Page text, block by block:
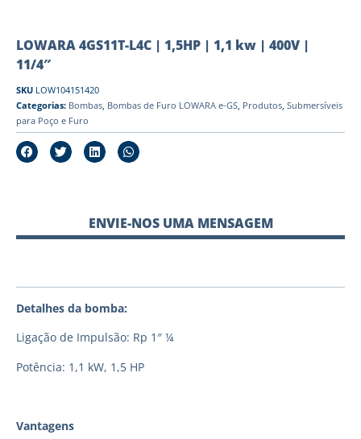
LOWARA 4GS11T-L4C | 1,5HP | 1,1 kw | 400V |
11/4″
SKU LOW104151420
Categorias: Bombas, Bombas de Furo LOWARA e-GS, Produtos, Submersíveis
para Poço e Furo
ENVIE-NOS UMA MENSAGEM
Detalhes da bomba:
Ligação de Impulsão: Rp 1″ ¼
Potência: 1,1 kW, 1,5 HP
Vantagens